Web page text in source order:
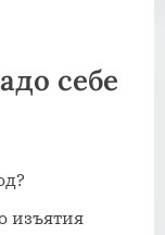
себе
изъятия